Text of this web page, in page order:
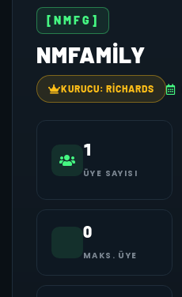
[NMFG]
NMFAMİLY
KURUCU: RİCHARDS
1
ÜYE SAYISI
0
MAKS. ÜYE